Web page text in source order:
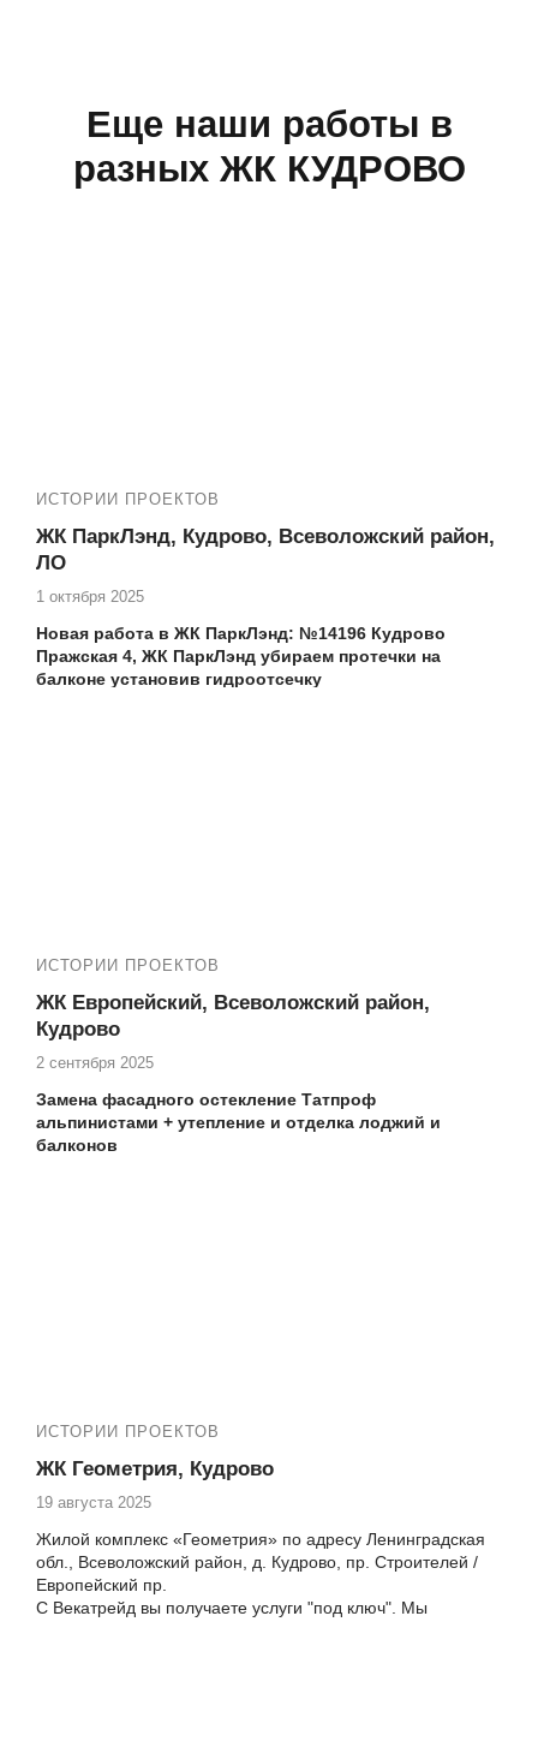
Еще наши работы в
разных ЖК КУДРОВО
ИСТОРИИ ПРОЕКТОВ
ЖК ПаркЛэнд, Кудрово, Всеволожский район,
ЛО
1 октября 2025
Новая работа в ЖК ПаркЛэнд: №14196 Кудрово
Пражская 4, ЖК ПаркЛэнд убираем протечки на
балконе установив гидроотсечку
ИСТОРИИ ПРОЕКТОВ
ЖК Европейский, Всеволожский район,
Кудрово
2 сентября 2025
Замена фасадного остекление Татпроф
альпинистами + утепление и отделка лоджий и
балконов
ИСТОРИИ ПРОЕКТОВ
ЖК Геометрия, Кудрово
19 августа 2025
Жилой комплекс «Геометрия» по адресу Ленинградская
обл., Всеволожский район, д. Кудрово, пр. Строителей /
Европейский пр.
С Векатрейд вы получаете услуги "под ключ". Мы